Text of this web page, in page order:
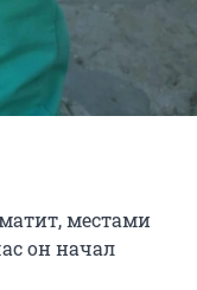
местами
он начал